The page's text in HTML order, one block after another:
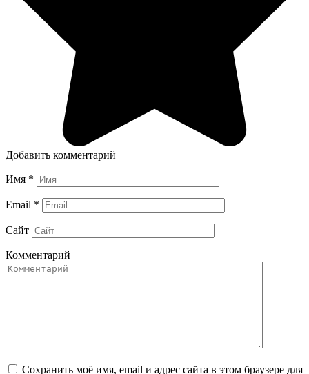
Добавить комментарий
Имя *
Email *
Сайт
Комментарий
Сохранить моё имя, email и адрес сайта в этом браузере для